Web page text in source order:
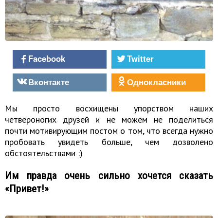
Facebook
Twitter
Вконтакте
Однокласники
Мы просто восхищены упорством наших
четвероногих друзей и не можем не поделиться
почти мотивирующим постом о том, что всегда нужно
пробовать увидеть больше, чем дозволено
обстоятельствами :)
Им правда очень сильно хочется сказать
«Привет!»